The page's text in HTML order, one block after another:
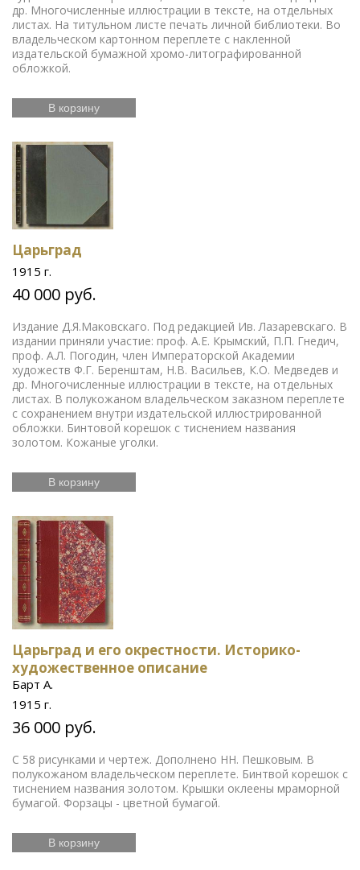
др. Многочисленные иллюстрации в тексте, на отдельных
листах. На титульном листе печать личной библиотеки. Во
владельческом картонном переплете с накленной
издательской бумажной хромо-литографированной
обложкой.
В корзину
Царьград
1915 г.
40 000 руб.
Издание Д.Я.Маковскаго. Под редакцией Ив. Лазаревскаго. В
издании приняли участие: проф. А.Е. Крымский, П.П. Гнедич,
проф. А.Л. Погодин, член Императорской Академии
художеств Ф.Г. Беренштам, Н.В. Васильев, К.О. Медведев и
др. Многочисленные иллюстрации в тексте, на отдельных
листах. В полукожаном владельческом заказном переплете
с сохранением внутри издательской иллюстрированной
обложки. Бинтовой корешок с тиснением названия
золотом. Кожаные уголки.
В корзину
Царьград и его окрестности. Историко-
художественное описание
Барт А.
1915 г.
36 000 руб.
С 58 рисунками и чертеж. Дополнено НН. Пешковым. В
полукожаном владельческом переплете. Бинтвой корешок с
тиснением названия золотом. Крышки оклеены мраморной
бумагой. Форзацы - цветной бумагой.
В корзину